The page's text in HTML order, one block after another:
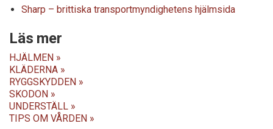
Sharp – brittiska transportmyndighetens hjälmsida
Läs mer
HJÄLMEN »
KLÄDERNA »
RYGGSKYDDEN »
SKODON »
UNDERSTÄLL »
TIPS OM VÅRDEN »